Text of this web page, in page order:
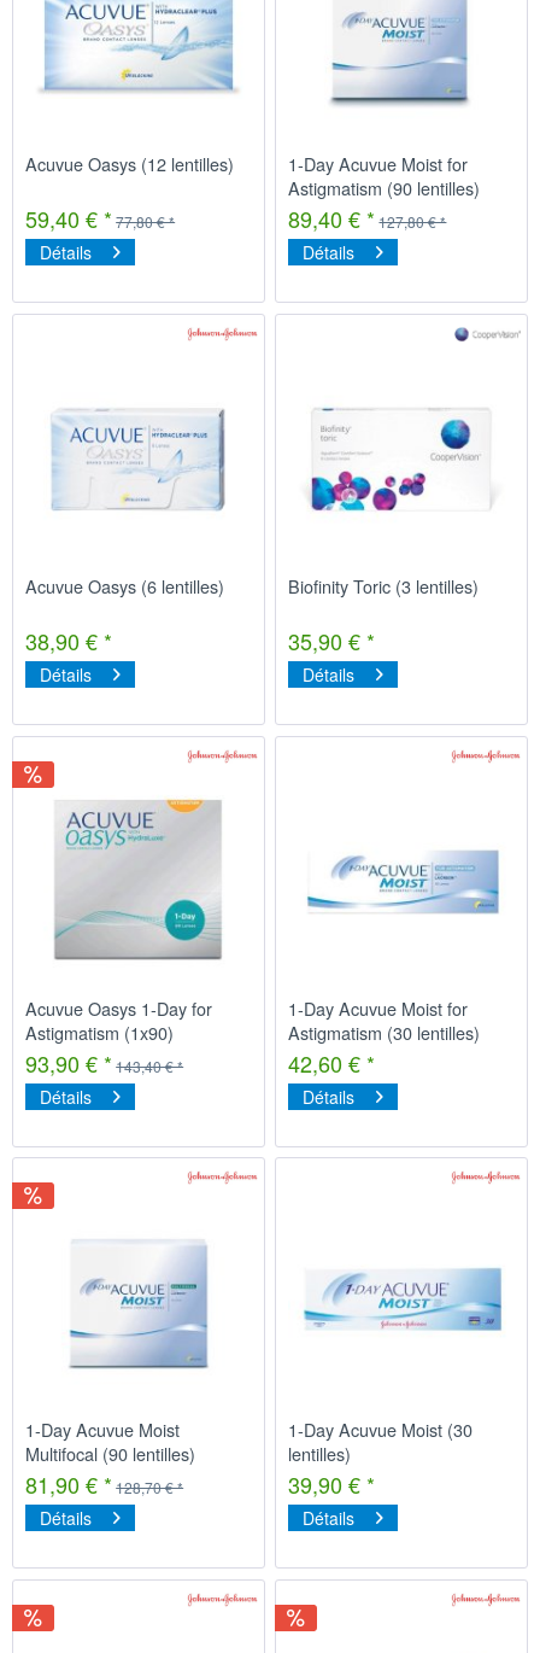
Acuvue Oasys (12 lentilles)
59,40 € * 77,80 € *
Détails
1-Day Acuvue Moist for
Astigmatism (90 lentilles)
89,40 € * 127,80 € *
Détails
Acuvue Oasys (6 lentilles)
38,90 € *
Détails
Biofinity Toric (3 lentilles)
35,90 € *
Détails
Acuvue Oasys 1-Day for
Astigmatism (1x90)
93,90 € * 143,40 € *
Détails
1-Day Acuvue Moist for
Astigmatism (30 lentilles)
42,60 € *
Détails
1-Day Acuvue Moist
Multifocal (90 lentilles)
81,90 € * 128,70 € *
Détails
1-Day Acuvue Moist (30
lentilles)
39,90 € *
Détails